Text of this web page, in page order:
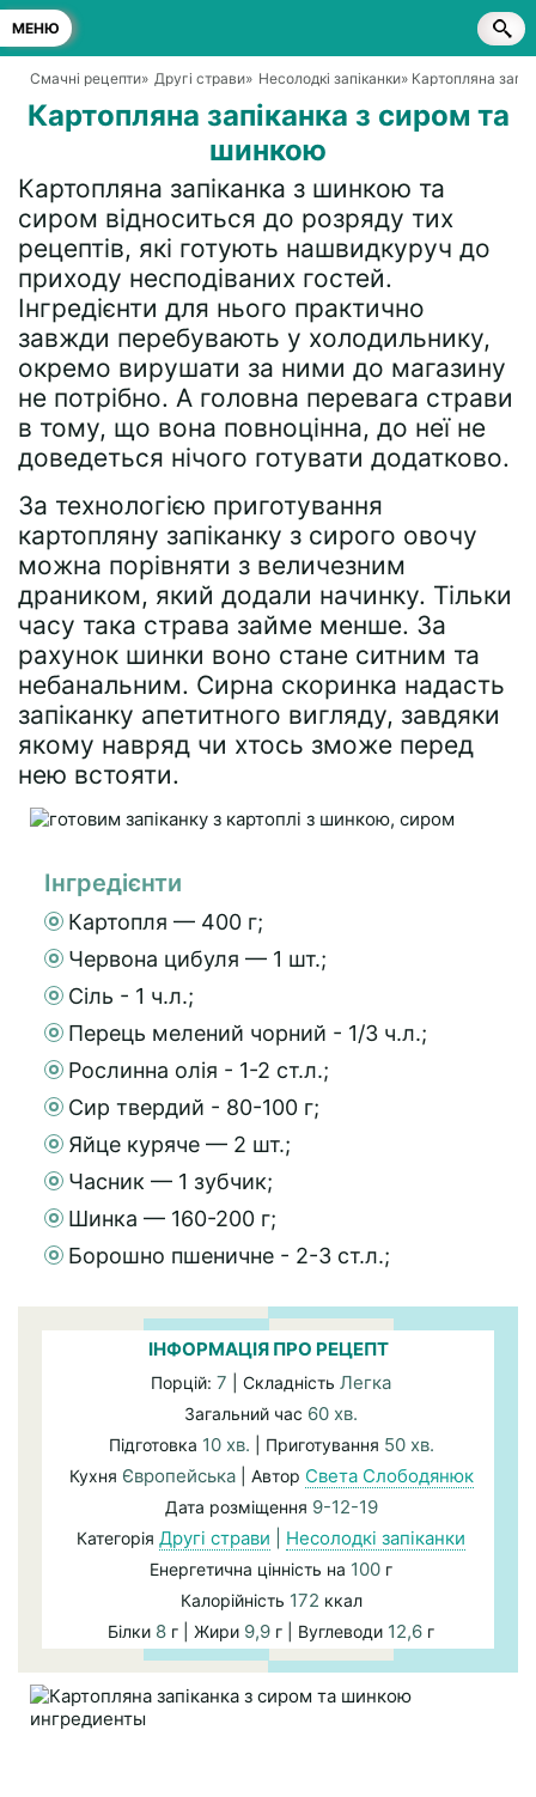
МЕНЮ
Смачні рецепти» Другі страви» Несолодкі запіканки» Картопляна
Картопляна запіканка з сиром та
шинкою
Картопляна запіканка з шинкою та
сиром відноситься до розряду тих
рецептів, які готують нашвидкуруч до
приходу несподіваних гостей.
Інгредієнти для нього практично
завжди перебувають у холодильнику,
окремо вирушати за ними до магазину
не потрібно. А головна перевага страви
в тому, що вона повноцінна, до неї не
доведеться нічого готувати додатково.
За технологією приготування
картопляну запіканку з сирого овочу
можна порівняти з величезним
драником, який додали начинку. Тільки
часу така страва займе менше. За
рахунок шинки воно стане ситним та
небанальним. Сирна скоринка надасть
запіканку апетитного вигляду, завдяки
якому навряд чи хтось зможе перед
нею встояти.
Інгредієнти
Картопля — 400 г;
Червона цибуля — 1 шт.;
Сіль - 1 ч.л.;
Перець мелений чорний - 1/3 ч.л.;
Рослинна олія - 1-2 ст.л.;
Сир твердий - 80-100 г;
Яйце куряче — 2 шт.;
Часник — 1 зубчик;
Шинка — 160-200 г;
Борошно пшеничне - 2-3 ст.л.;
ІНФОРМАЦІЯ ПРО РЕЦЕПТ
Порцій: 7 | Складність Легка
Загальний час 60 хв.
Підготовка 10 хв. | Приготування 50 хв.
Кухня Європейська| Автор Света Слободянюк
Дата розміщення 9-12-19
Категорія Другі страви Несолодкі запіканки
Енергетична цінність на 100 г
Калорійність 172 ккал
Білки 8 г | Жири 9,9 г | Вуглеводи 12,6 г